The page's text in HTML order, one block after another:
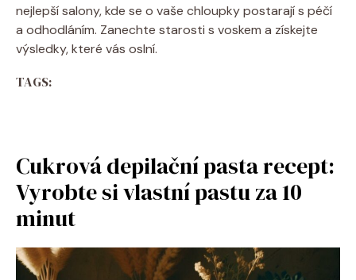
nejlepší salony, kde se o vaše chloupky postarají s péčí
a odhodláním. Zanechte starosti s voskem a získejte
výsledky, které vás oslní.
TAGS:
Cukrová depilační pasta recept:
Vyrobte si vlastní pastu za 10
minut